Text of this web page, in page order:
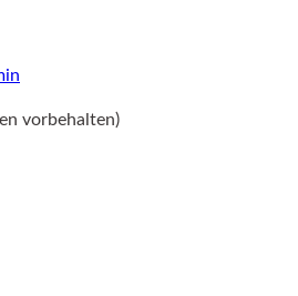
vorbehalten)